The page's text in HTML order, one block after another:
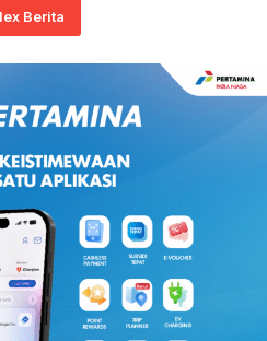
Berita